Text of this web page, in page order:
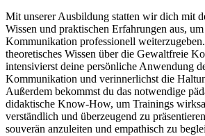
Mit unserer Ausbildung statten wir dich mit
Wissen und praktischen Erfahrungen aus,
Kommunikation professionell
theoretisches Wissen über die Gewaltfreie
intensivierst deine persönliche Anwendung
Kommunikation und verinnerlichst die
Außerdem bekommst du das notwendige
didaktische Know-How, um Trainings
verständlich und überzeugend zu
souverän anzuleiten und empathisch zu